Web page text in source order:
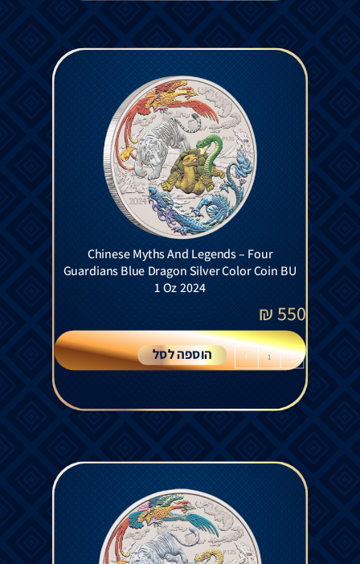
Chinese Myths And Legends – Four
Guardians Blue Dragon Silver Color Coin BU
1 Oz 2024
550
₪
-
+ הוספה לסל